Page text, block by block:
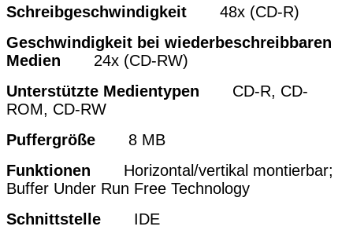
Schreibgeschwindigkeit 48x (CD-R)
Geschwindigkeit bei wiederbeschreibbaren
Medien 24x (CD-RW)
Unterstützte Medientypen CD-R, CD-
ROM, CD-RW
Puffergröße 8 MB
Funktionen Horizontal/vertikal montierbar;
Buffer Under Run Free Technology
Schnittstelle
IDE